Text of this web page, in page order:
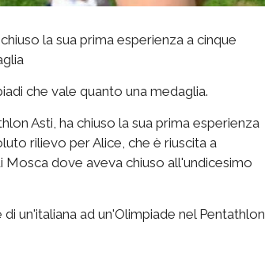
la sua prima esperienza a cinque
che vale quanto una medaglia.
Asti, ha chiuso la sua prima esperienza
rilievo per Alice, che è riuscita a
dove aveva chiuso all'undicesimo
un'italiana ad un'Olimpiade nel Pentathlon